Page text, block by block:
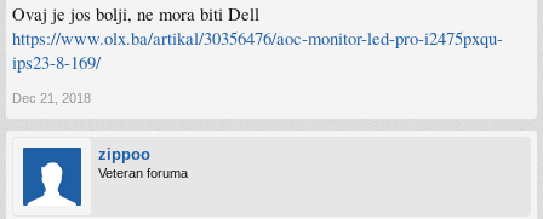
Ovaj je jos bolji, ne mora biti Dell
https://www.olx.ba/artikal/30356476/aoc-monitor-led-pro-i2475pxqu-
ips23-8-169/
Dec 21, 2018
zippoo
Veteran foruma